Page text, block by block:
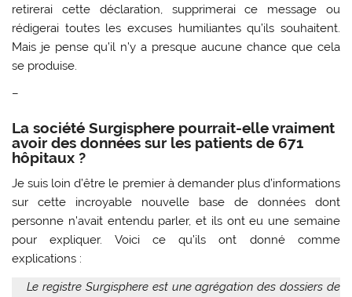
retirerai cette déclaration, supprimerai ce message ou
rédigerai toutes les excuses humiliantes qu’ils souhaitent.
Mais je pense qu’il n’y a presque aucune chance que cela
se produise.
–
La société Surgisphere pourrait-elle vraiment
avoir des données sur les patients de 671
hôpitaux ?
Je suis loin d’être le premier à demander plus d’informations
sur cette incroyable nouvelle base de données dont
personne n’avait entendu parler, et ils ont eu une semaine
pour expliquer. Voici ce qu’ils ont donné comme
explications :
Le registre Surgisphere est une agrégation des dossiers de